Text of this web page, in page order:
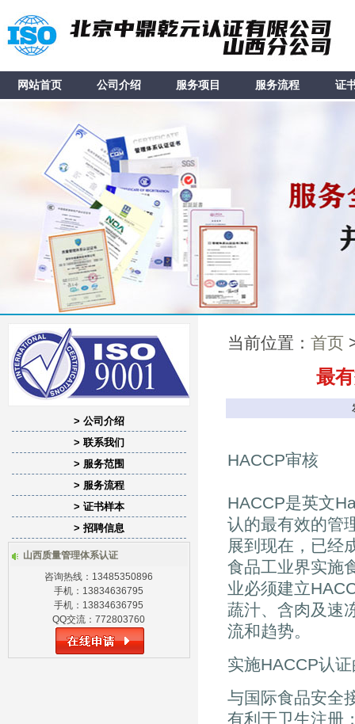
网站首页 公司介绍 服务项目 服务流程 证
> 公司介绍
> 联系我们
> 服务范围
> 服务流程
> 证书样本
> 招聘信息
山西质量管理体系认证
咨询热线：13485350896
手机：13834636795
手机：13834636795
QQ交流：772803760
当前位置： 首页
最
HACCP审核
HACCP是英文
认的最有效的管
展到现在，已经
食品工业界实施
业必须建立
蔬汁、含肉及速
流和趋势。
实施HACCP认
与国际食品安全
有利于卫生注